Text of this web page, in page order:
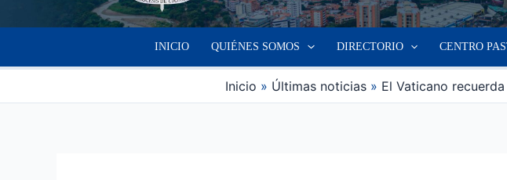
INICIO QUIÉNES SOMOS DIRECTORIO CENTRO
Inicio Últimas noticias El Vaticano